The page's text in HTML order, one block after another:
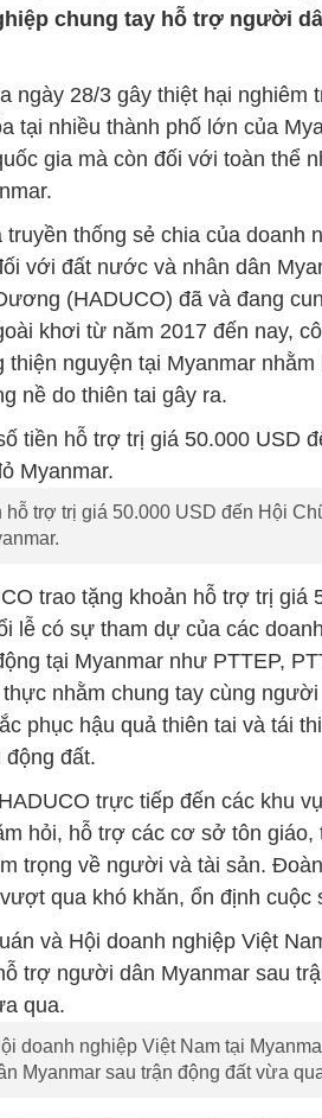
chung tay hỗ trợ người
ngày 28/3 gây thiệt hại nghiêm
tại nhiều thành phố lớn của
gia mà còn đối với toàn thể
thống sẻ chia của doanh
với đất nước và nhân dân
(HADUCO) đã và đang
khơi từ năm 2017 đến nay,
nguyện tại Myanmar
nề do thiên tai gây ra.
trợ trị giá 50.000 USD đến Hội
trao tặng khoản hỗ trợ trị giá
lễ có sự tham dự của các
tại Myanmar như PTTEP,
nhằm chung tay cùng
phục hậu quả thiên tai và tái
động đất.
trực tiếp đến các khu
hỏi, hỗ trợ các cơ sở tôn giáo,
trọng về người và tài sản.
qua khó khăn, ổn định cuộc
nghiệp Việt Nam tại
Myanmar sau trận động đất vừa